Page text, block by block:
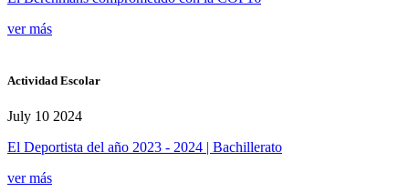
ver más
Actividad Escolar
July 10 2024
El Deportista del año 2023 - 2024 | Bachillerato
ver más